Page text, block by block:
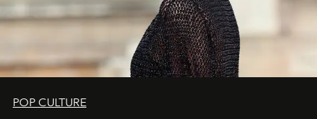
POP CULTURE